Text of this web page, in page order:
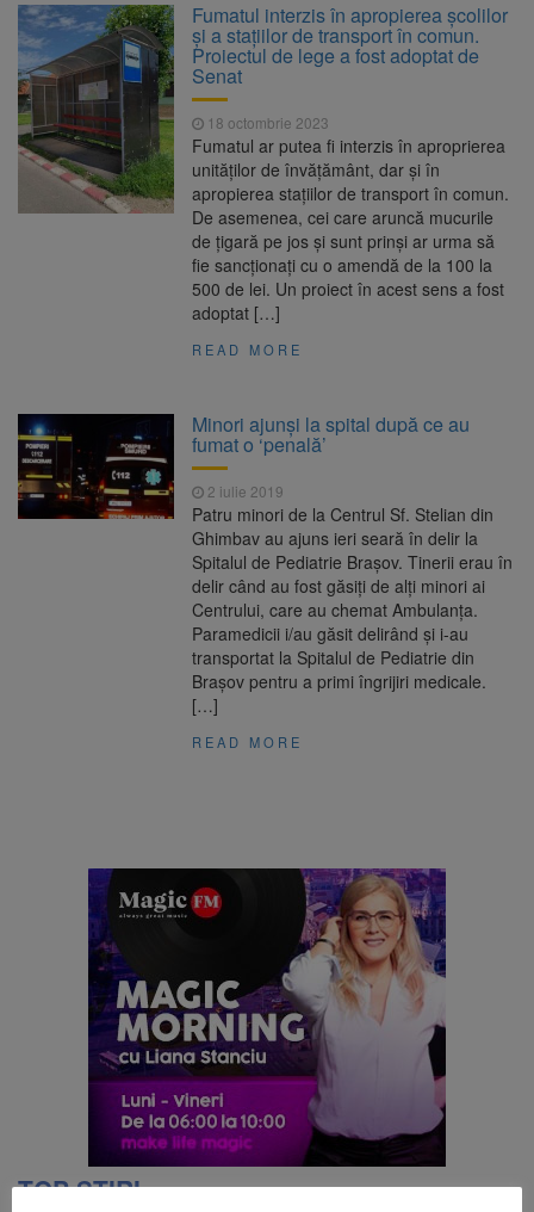
propriul record mondial. Betty Bromage a
zburat din nou pe aripa unui avion
9 august 2026
Avocații fraților Andrew și
Tristan Tate cer eliberarea lor pe cauțiune în
SUA
8 august 2026
Se schimbă examenul de
medic specialist. Subiecte unice în toată țara,
aceeași oră și același barem
Se schimbă regulile pentru
capsulele de cafea și ambalajele de unică
folosință. Noul regulament UE se aplică din 12
Fumatul interzis în apropierea școlilor
și a stațiilor de transport în comun.
Proiectul de lege a fost adoptat de
Senat
18 octombrie 2023
Fumatul ar putea fi interzis în aproprierea
unităților de învățământ, dar și în
apropierea stațiilor de transport în comun.
De asemenea, cei care aruncă mucurile
de țigară pe jos și sunt prinși ar urma să
fie sancționați cu o amendă de la 100 la
500 de lei. Un proiect în acest sens a fost
adoptat […]
READ MORE
Minori ajunși la spital după ce au
fumat o ‘penală’
2 iulie 2019
Patru minori de la Centrul Sf. Stelian din
Ghimbav au ajuns ieri seară în delir la
Spitalul de Pediatrie Brașov. Tinerii erau în
delir când au fost găsiți de alți minori ai
Centrului, care au chemat Ambulanța.
Paramedicii i/au găsit delirând și i-au
transportat la Spitalul de Pediatrie din
Brașov pentru a primi îngrijiri medicale.
[…]
READ MORE
TOP ȘTIRI